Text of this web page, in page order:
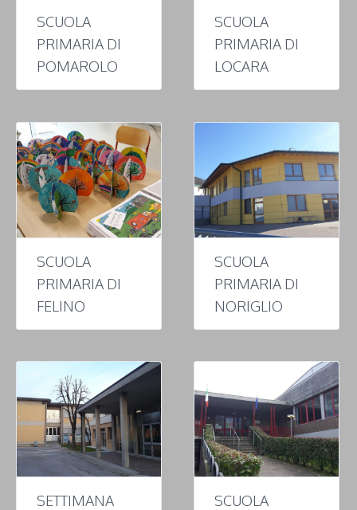
SCUOLA
PRIMARIA DI
POMAROLO
SCUOLA
PRIMARIA DI
LOCARA
SCUOLA
PRIMARIA DI
FELINO
SCUOLA
PRIMARIA DI
NORIGLIO
SETTIMANA
SCUOLA